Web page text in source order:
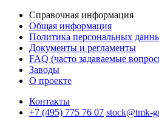
Справочная информация
Общая информация
Политика персональных
Документы и регламенты
FAQ (часто задаваемые
Заводы
О проекте
Контакты
+7 (495) 775 76 07 stock@tmk-